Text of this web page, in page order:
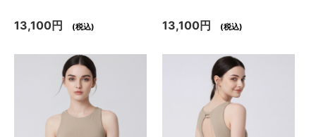
13,100円 (税込) 13,100円 (税込)